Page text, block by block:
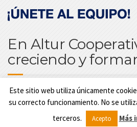
En Altur
creciendo y
© 2023Altur – Trabajos
Aviso legal|Política de privacidad
Este sitio web utiliza únicamente
su correcto funcionamiento. No se
terceros.
Acepto Más